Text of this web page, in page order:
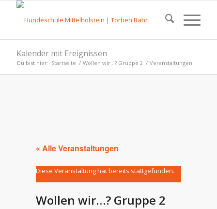
Kalender mit Ereignissen
Du bist hier: Startseite / Wollen wir…? Gruppe 2 / Veranstaltungen
« Alle Veranstaltungen
Diese Veranstaltung hat bereits stattgefunden.
Wollen wir…? Gruppe 2